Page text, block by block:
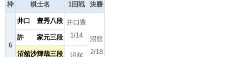
枠 棋士名 1回戦 決勝
6
井口 豊秀八段 井口豊
1/14
沼舘
2/18
許 家元三段
沼舘沙輝哉三段
沼舘